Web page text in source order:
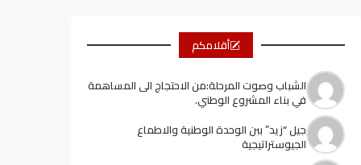
أقلامكم
الشباب وصوت المرحلة:من الاحتجاج الى المساهمة
في بناء المشروع الوطني.
جيل “زيد” ببن الوحدة الوطنية والاطماع
الجيوستراتيجية